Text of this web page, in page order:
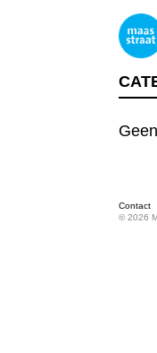
Contact
© 2026